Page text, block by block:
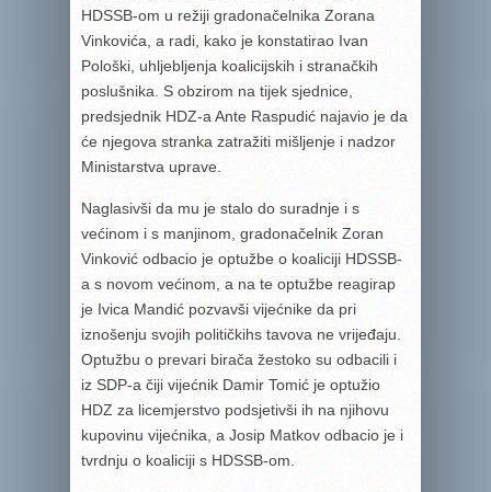
HDSSB-om u režiji gradonačelnika Zorana
Vinkovića, a radi, kako je konstatirao Ivan
Pološki, uhljebljenja koalicijskih i stranačkih
poslušnika. S obzirom na tijek sjednice,
predsjednik HDZ-a Ante Raspudić najavio je da
će njegova stranka zatražiti mišljenje i nadzor
Ministarstva uprave.
Naglasivši da mu je stalo do suradnje i s
većinom i s manjinom, gradonačelnik Zoran
Vinković odbacio je optužbe o koaliciji HDSSB-
a s novom većinom, a na te optužbe reagirap
je Ivica Mandić pozvavši vijećnike da pri
iznošenju svojih političkihs tavova ne vrijeđaju.
Optužbu o prevari birača žestoko su odbacili i
iz SDP-a čiji vijećnik Damir Tomić je optužio
HDZ za licemjerstvo podsjetivši ih na njihovu
kupovinu vijećnika, a Josip Matkov odbacio je i
tvrdnju o koaliciji s HDSSB-om.